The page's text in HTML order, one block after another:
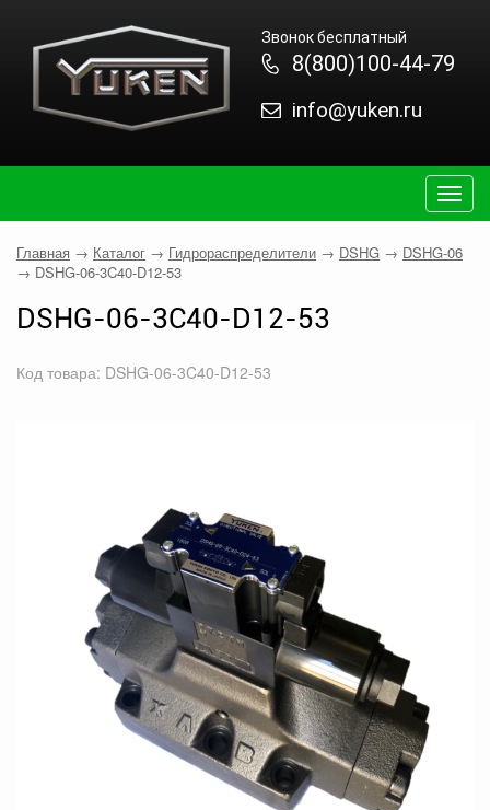
Звонок бесплатный
8(800)100-44-79
info@yuken.ru
Главная → Каталог → Гидрораспределители → DSHG → DSHG-06
→ DSHG-06-3C40-D12-53
DSHG-06-3C40-D12-53
Код товара: DSHG-06-3C40-D12-53